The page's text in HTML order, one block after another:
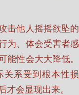
击他人摇摇欲坠的
为、体会受害者感
能性会大大降低。
关系受到根本性损
才会显现出来。